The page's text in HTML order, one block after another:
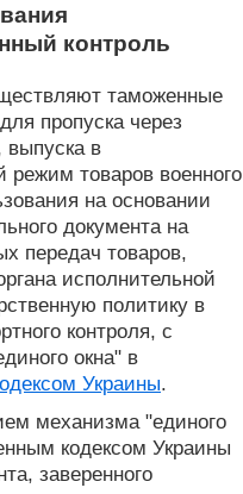
контроль
таможенные
пропуска через
выпуска в
товаров военного
на основании
документа на
передач товаров,
исполнительной
политику в
контроля, с
окна" в
Украины.
механизма "единого
кодексом Украины
заверенного